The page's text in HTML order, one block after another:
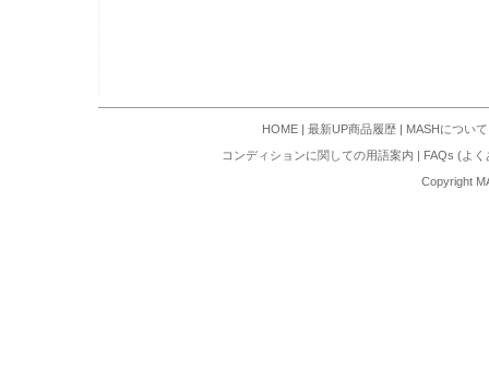
HOME | 最新UP商品履歴 | MASHについて
コンディションに関しての用語案内 | FAQs (よ
Copyright